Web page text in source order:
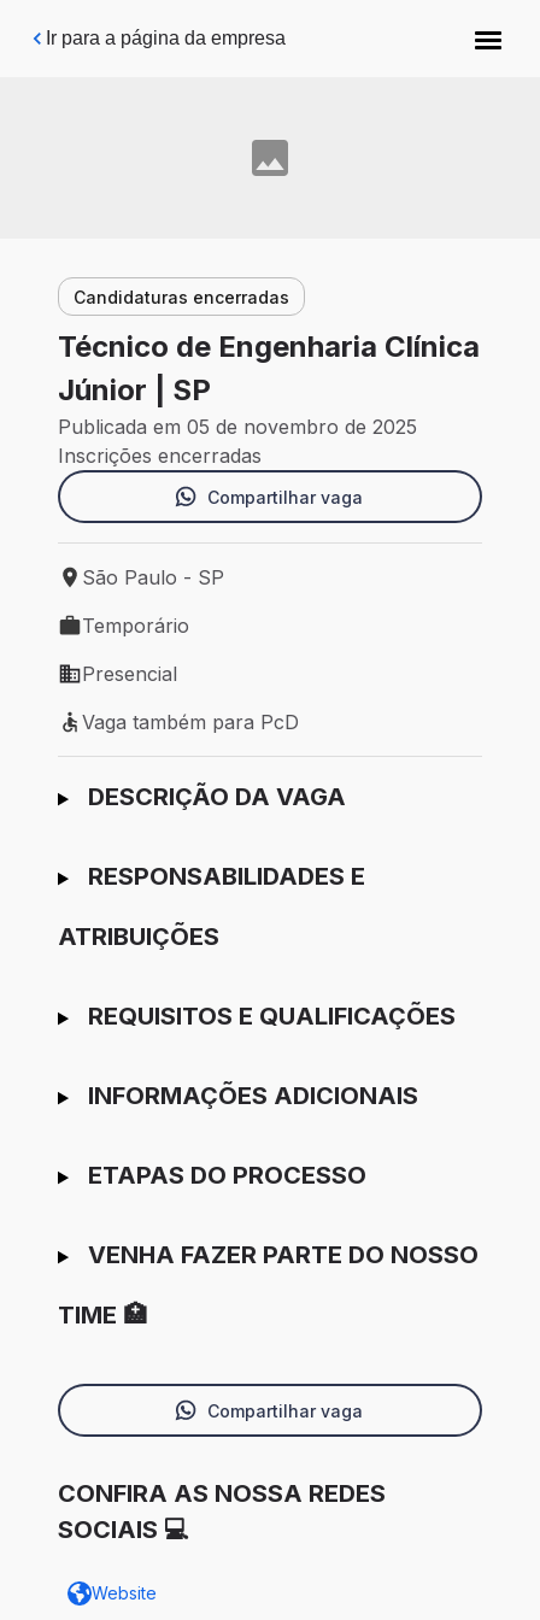
Pular para o conteúdo principal
Ir para a página da empresa
Candidaturas encerradas
Técnico de Engenharia Clínica
Júnior | SP
Publicada em 05 de novembro de 2025
Inscrições encerradas
Compartilhar vaga
Local de trabalho: São Paulo - SP
São Paulo - SP
Tipo de vaga: Temporário
Temporário
Modelo de trabalho: Presencial
Presencial
Vaga também para PcD
Vaga também para PcD
Ir para candidatura
DESCRIÇÃO DA VAGA
RESPONSABILIDADES E
ATRIBUIÇÕES
REQUISITOS E QUALIFICAÇÕES
INFORMAÇÕES ADICIONAIS
ETAPAS DO PROCESSO
VENHA FAZER PARTE DO NOSSO
TIME 🏥
Compartilhar vaga
CONFIRA AS NOSSA REDES
SOCIAIS 💻
Website